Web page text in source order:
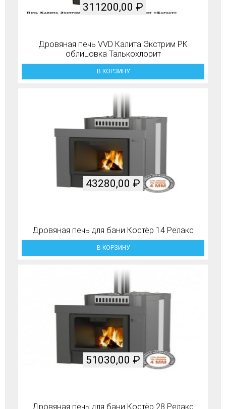
Дровяная печь VVD Калита Экстрим РК
облицовка Талькохлорит
311200,00 ₽
В КОРЗИНУ
Дровяная печь для бани Костёр 14 Релакс
43280,00 ₽
В КОРЗИНУ
Дровяная печь для бани Костёр 28 Релакс
51030,00 ₽